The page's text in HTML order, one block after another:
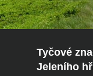
Tyčové
Jeleního